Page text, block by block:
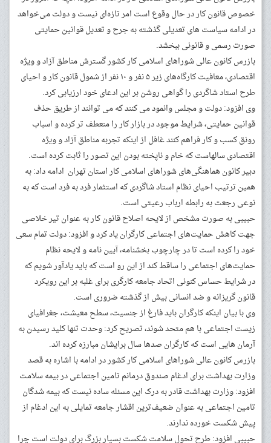
خصوص قانون کار در حال وقوع است امر تازه‌ای نیست و دولت می‌خواهد
در ادامه سیاست های تعدیلی گذشته به جرح و تعدیل قوانین حمایتی
صورت رسمی و قانونی ببخشد.
بازرس کانون عالی شوراهای اسلامی کار کشور گسترش مناطق آزاد و ویژه
اقتصادی، معافیت کارگاه‌های زیر ۵ نفر و ۱۰ نفر از شمول قانون کار و احیای
طرح استاد شاگردی را گواهی روشن بر این ادعای خود ارزیابی کرد.
وی افزود: دولت و مجلس وانمود می کنند که می توانند از طریق حذف
قوانین حمایتی، شرایط موجود در بازار کار را منعطف تر کرده و اسباب
رونق کسب و کار فراهم کنند غافل از اینکه تجربه مناطق آزاد و ویژه
اقتصادی سالهاست که خام و ناپخته بودن این تصور را ثابت کرده است.
دبیر کانون هماهنگی‌های شوراهای اسلامی کار استان تهران ادامه داد: به
همین ترتیب احیای نظام استاد شاگردی که استثمار فرد به فرد است که به
نوعی رجعت به رابطه ارباب رعیتی است.
حبیبی به صورت مشخص از لایحه اصلاح قانون کار به عنوان تیر خلاصی
جهت کاهش حمایت‌های اجتماعی کارگران یاد کرد و افزود: دولت تمام سعی
خود را کرده است تا در چارچوب بخشنامه، آیین نامه و لایحه نظام
حمایت‌های اجتماعی را ساقط کند از این رو است که باید یادآور شویم که
در شرایط حساس کنونی اتحاد جامعه کارگری برای غلبه بر این رویکرد
قانون گریزانه و ضد انسانی بیش از گذشته ضروری است.
وی با بیان اینکه کارگران باید فارغ از جنسیت، سطح معیشت، جغرافیای
زیست اجتماعی با هم متحد شوند، تصریح کرد: وحدت تنها کلید رسیدن به
آرمان هایی است که کارگران صدها سال برایشان مبارزه کرده اند.
بازرس کانون عالی شوراهای اسلامی کار کشور در ادامه با اشاره به قصد
وزارت بهداشت برای ادغام صندوق درمانم تامین اجتماعی در بیمه سلامت
افزود: وزارت بهداشت قادر به درک این مسئله ساده نیست که بیمه شدگان
تامین اجتماعی به عنوان ضعیف‌ترین اقشار جامعه تمایلی به این ادغام از
پیش شکست خورده ندارند.
حبیبی افزود: طرح تحول سلامت شکست بسیار بزرگ برای دولت است چرا